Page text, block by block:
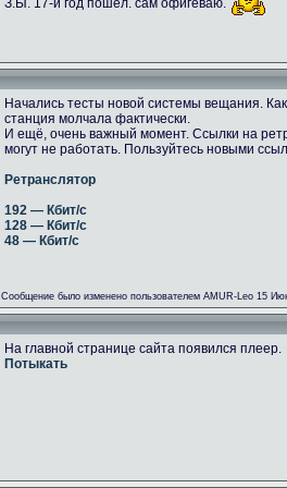
З.Ы. 17-й год пошёл. сам офигеваю.
Начались тесты новой системы вещания.
станция молчала фактически.
И ещё, очень важный момент. Ссылки на
могут не работать. Пользуйтесь новыми
Ретранслятор
192 — Кбит/с
128 — Кбит/с
48 — Кбит/с
Сообщение было изменено пользователем AMUR-Leo 15
На главной странице сайта появился плеер.
Потыкать